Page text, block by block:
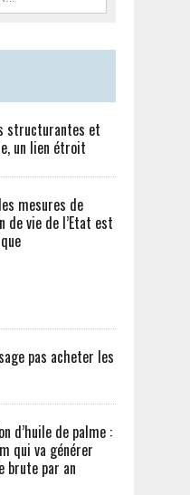
structurantes et
un lien étroit
mesures de
vie de l’Etat est
pas acheter les
d’huile de palme :
qui va générer
brute par an